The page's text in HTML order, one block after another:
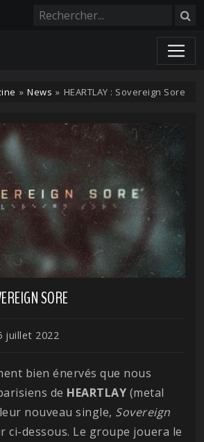
» News » HEARTLAY : Sovereign Sore
SORE
juillet 2022
bien énervés que nous
de HEARTLAY (metal
nouveau single, Sovereign
ci-dessous. Le groupe jouera le
cookies